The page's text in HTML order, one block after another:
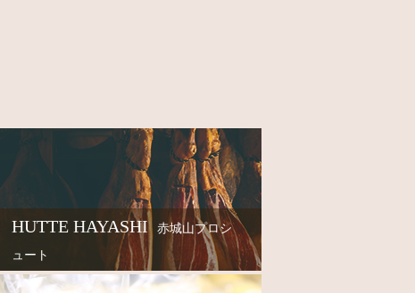
HUTTE HAYASHI
赤城山プロシ
ュート